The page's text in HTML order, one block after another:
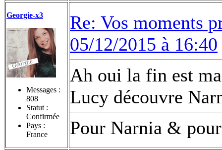
Georgie-x3
Messages :
808
Statut :
Confirmée
Pays :
France
Re: Vos moments
05/12/2015 à 16:40
Ah oui la fin est
Lucy découvre
Pour Narnia &